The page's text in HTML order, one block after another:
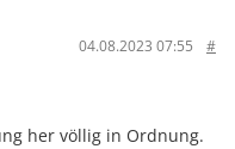
04.08.2023 07:55 #
her völlig in Ordnung.